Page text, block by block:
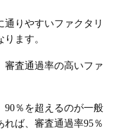
りやすいファクタリ
ます。
審査通過率の高いファ
90％を超えるのが一般
ば、審査通過率95％